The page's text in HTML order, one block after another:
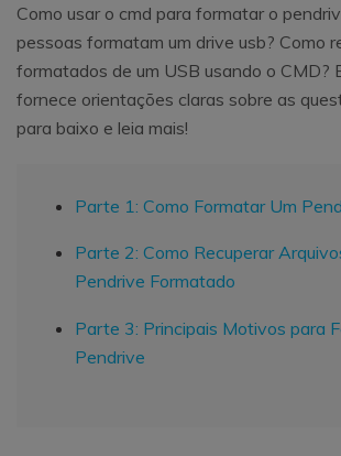
Como usar o cmd para formatar o
pessoas formatam um drive usb? Como
formatados de um USB usando o CMD?
fornece orientações claras sobre as
para baixo e leia mais!
Parte 1: Como Formatar Um
Parte 2: Como Recuperar
Pendrive Formatado
Parte 3: Principais Motivos para
Pendrive